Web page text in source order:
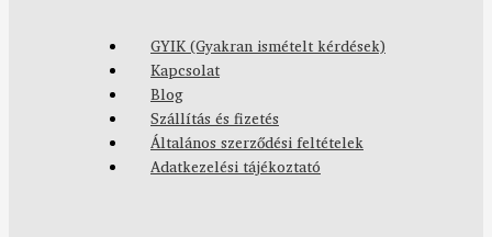
GYIK (Gyakran ismételt kérdések)
Kapcsolat
Blog
Szállítás és fizetés
Általános szerződési feltételek
Adatkezelési tájékoztató